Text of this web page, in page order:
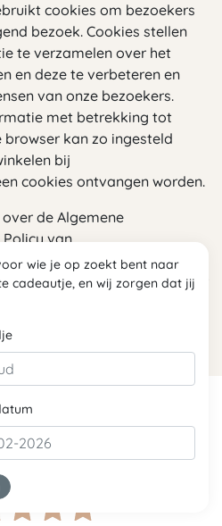
cookies om bezoekers
bezoek. Cookies stellen
te verzamelen over het
en deze te verbeteren en
van onze bezoekers.
met betrekking tot
kan zo ingesteld
bij
cookies ontvangen worden.
de Algemene
van
contact met ons
klantenservice helpt u verder
bij vragen over
van gegevens.
wie je op zoekt bent naar
cadeautje, en wij zorgen dat jij
klanten?